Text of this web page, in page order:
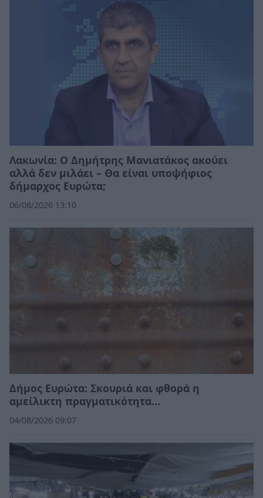
Λακωνία: Ο Δημήτρης Μανιατάκος ακούει
αλλά δεν μιλάει – Θα είναι υποψήφιος
δήμαρχος Ευρώτα;
06/08/2026 13:10
Δήμος Ευρώτα: Σκουριά και φθορά η
αμείλικτη πραγματικότητα…
04/08/2026 09:07